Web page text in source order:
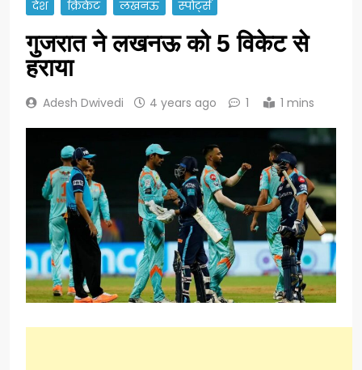
देश क्रिकेट लखनऊ स्पोर्ट्स
गुजरात ने लखनऊ को 5 विकेट से
हराया
Adesh Dwivedi 4 years ago 1 1 mins